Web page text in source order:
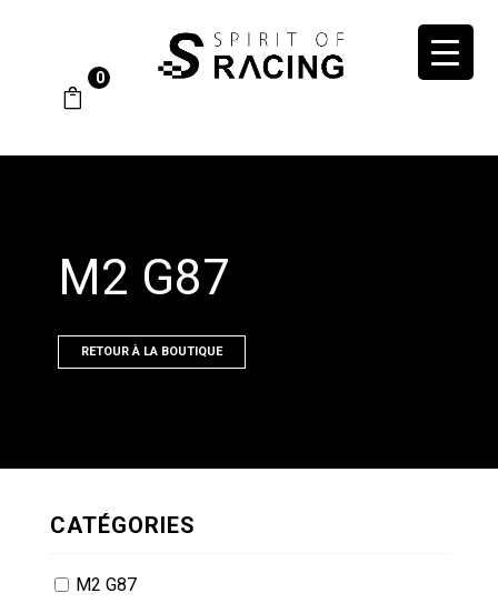
0
M2 G87
RETOUR À LA BOUTIQUE
CATÉGORIES
M2 G87